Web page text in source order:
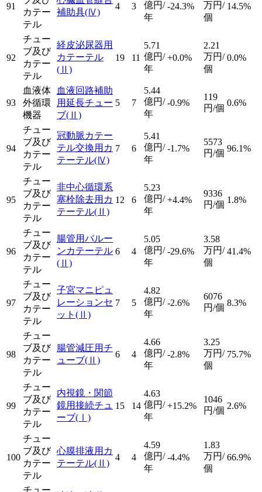
91
カテー
テル
補助具(Ⅳ)
4 3
億円/
年
-24.3%
万円/
個
14.5%
92
チュー
ブ及び
カテー
テル
経皮泌尿器用
カテーテル
(Ⅱ)
19 11
5.71
億円/
年
+0.0%
2.21
万円/
個
0.0%
93
血液体
外循環
機器
血液回路補助
用延長チュー
ブ(Ⅱ)
5 7
5.44
億円/
年
-0.9%
119
円/個
0.6%
94
チュー
ブ及び
カテー
テル
冠動脈カテー
テル交換用カ
テーテル(Ⅳ)
7 6
5.41
億円/
年
-1.7%
5573
円/個 96.1%
95
チュー
ブ及び
カテー
テル
非中心循環系
塞栓除去用カ
テーテル(Ⅱ)
12 6
5.23
億円/
年
+4.4%
9336
円/個 1.8%
96
チュー
ブ及び
カテー
テル
腸管用バルー
ンカテーテル
(Ⅱ)
6 4
5.05
億円/
年
-29.6%
3.58
万円/
個
41.4%
97
チュー
ブ及び
カテー
テル
子宮マニピュ
レーションセ
ット (Ⅱ)
7 5
4.82
億円/
年
-2.6%
6076
円/個 8.3%
98
チュー
ブ及び
カテー
テル
腸管減圧用チ
ューブ(Ⅱ)
6 4
4.66
億円/
年
-2.8%
3.25
万円/
個
75.7%
99
チュー
ブ及び
カテー
テル
内視鏡・関節
鏡用接続チュ
ーブ(Ⅰ)
15 14
4.63
億円/
年
+15.2%
1046
円/個 2.6%
100
チュー
ブ及び
カテー
テル
心膜排液用カ
テーテル(Ⅱ)
4 4
4.59
億円/
年
-4.4%
1.83
万円/
個
66.9%